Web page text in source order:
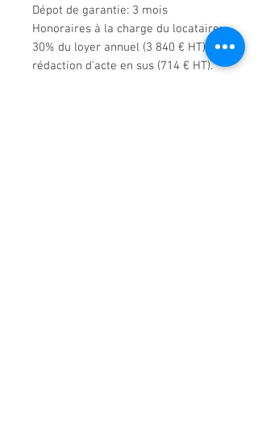
Dépot de garantie: 3 mois
Honoraires à la charge du locataire:
30% du loyer annuel (3 840 € HT),
rédaction d'acte en sus (714 € HT).